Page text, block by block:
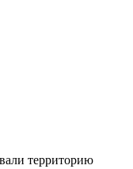
территорию